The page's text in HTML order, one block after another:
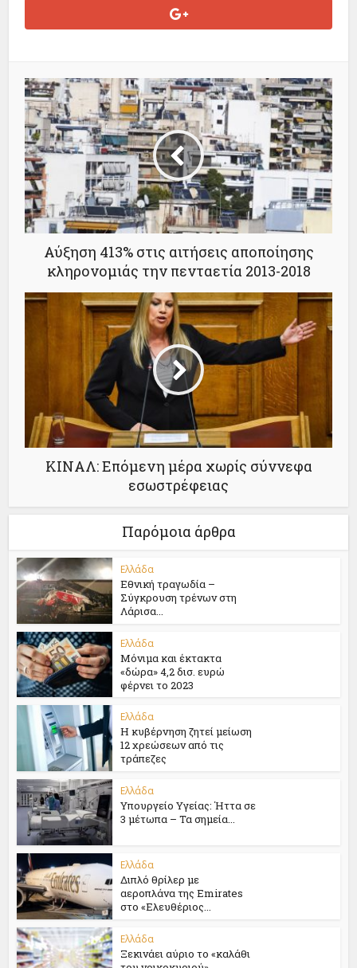
Αύξηση 413% στις αιτήσεις αποποίησης
κληρονομιάς την πενταετία 2013-2018
ΚΙΝΑΛ: Επόµενη µέρα χωρίς σύννεφα
εσωστρέφειας
Παρόμοια άρθρα
Ελλάδα
Εθνική τραγωδία –
Σύγκρουση τρένων στη
Λάρισα...
Ελλάδα
Μόνιμα και έκτακτα
«δώρα» 4,2 δισ. ευρώ
φέρνει το 2023
Ελλάδα
Η κυβέρνηση ζητεί μείωση
12 χρεώσεων από τις
τράπεζες
Ελλάδα
Υπουργείο Υγείας: Ήττα σε
3 μέτωπα – Τα σημεία...
Ελλάδα
Διπλό θρίλερ με
αεροπλάνα της Emirates
στο «Ελευθέριος...
Ελλάδα
Ξεκινάει αύριο το «καλάθι